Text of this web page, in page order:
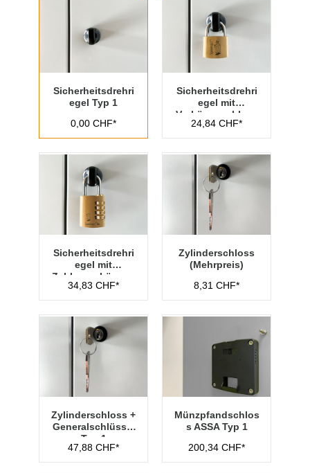
Sicherheitsdrehri
egel Typ 1
0,00 CHF*
Sicherheitsdrehri
egel mit
Vorhängeschloss
Typ 1
24,84 CHF*
Sicherheitsdrehri
egel mit
Zahlenvorhänges
chloss Typ 1
34,83 CHF*
Zylinderschloss
(Mehrpreis)
8,31 CHF*
Zylinderschloss +
Generalschlüssel
Typ 1
47,88 CHF*
Münzpfandschlos
s ASSA Typ 1
200,34 CHF*